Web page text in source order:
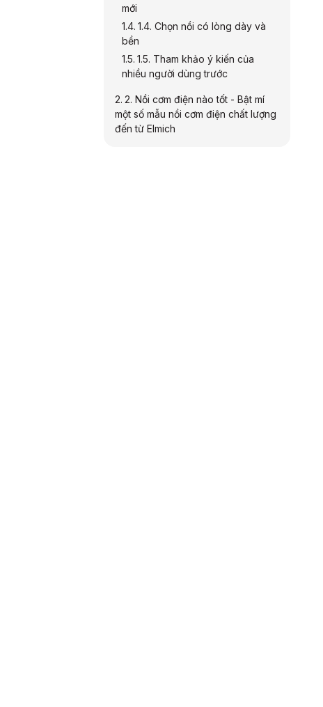
mới
1.4. Chọn nồi có lòng dày và
bền
1.5. Tham khảo ý kiến của
nhiều người dùng trước
2. Nồi cơm điện nào tốt - Bật mí
một số mẫu nồi cơm điện chất lượng
đến từ Elmich